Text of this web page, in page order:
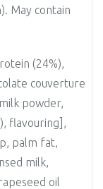
May contain
(24%),
couverture
powder,
flavouring],
palm fat,
milk,
oil